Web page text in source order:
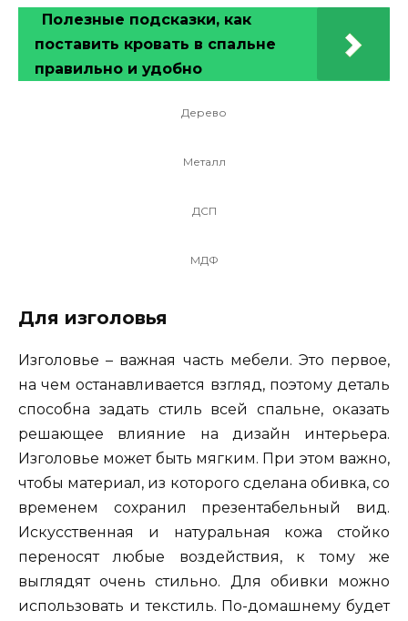
Полезные подсказки, как
поставить кровать в спальне
правильно и удобно
Дерево
Металл
ДСП
МДФ
Для изголовья
Изголовье – важная часть мебели. Это первое,
на чем останавливается взгляд, поэтому деталь
способна задать стиль всей спальне, оказать
решающее влияние на дизайн интерьера.
Изголовье может быть мягким. При этом важно,
чтобы материал, из которого сделана обивка, со
временем сохранил презентабельный вид.
Искусственная и натуральная кожа стойко
переносят любые воздействия, к тому же
выглядят очень стильно. Для обивки можно
использовать и текстиль. По-домашнему будет